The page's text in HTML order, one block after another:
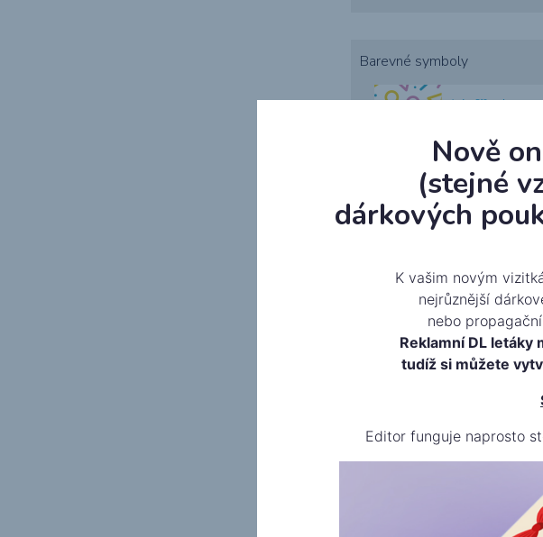
Barevné symboly
Triangl
Nově
(stejné
dárkových
K vašim novým
nejrůznější
nebo
Reklamní DL letáky
tudíž si můžete
Editor funguje naprosto